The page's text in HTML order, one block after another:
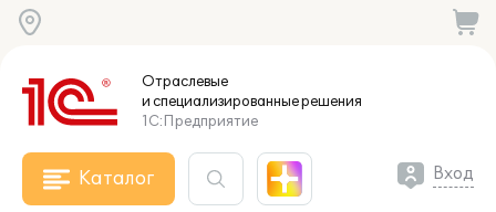
Отраслевые
и специализированныерешения
1С:Предприятие
Каталог Вход